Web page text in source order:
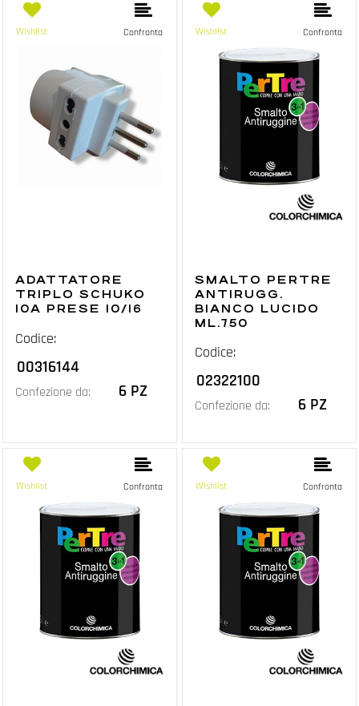
Wishlist Confronta
ADATTATORE
TRIPLO SCHUKO
10A PRESE 10/16
Codice:
00316144
Confezione da: 6 PZ
Wishlist Confronta
SMALTO PERTRE
ANTIRUGG.
BIANCO LUCIDO
ML.750
Codice:
02322100
Confezione da: 6 PZ
Wishlist Confronta Wishlist Confronta